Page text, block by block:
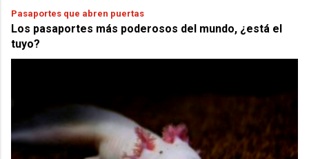
Pasaportes que abren puertas
Los pasaportes más poderosos del mundo, ¿está el
tuyo?